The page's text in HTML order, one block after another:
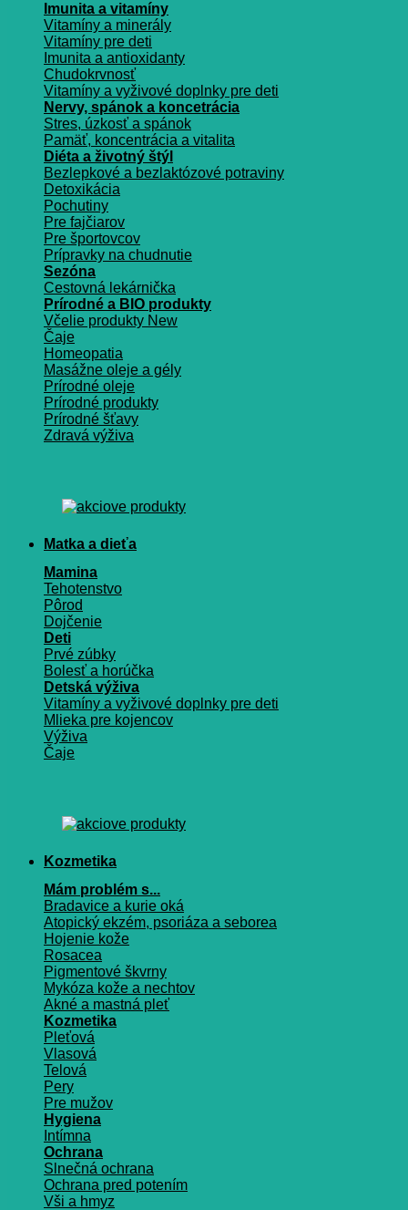
Imunita a vitamíny
Vitamíny a minerály
Vitamíny pre deti
Imunita a antioxidanty
Chudokrvnosť
Vitamíny a vyživové doplnky pre deti
Nervy, spánok a koncetrácia
Stres, úzkosť a spánok
Pamäť, koncentrácia a vitalita
Diéta a životný štýl
Bezlepkové a bezlaktózové potraviny
Detoxikácia
Pochutiny
Pre fajčiarov
Pre športovcov
Prípravky na chudnutie
Sezóna
Cestovná lekárnička
Prírodné a BIO produkty
Včelie produkty
Čaje
Homeopatia
Masážne oleje a gély
Prírodné oleje
Prírodné produkty
Prírodné šťavy
Zdravá výživa
Matka a dieťa
Mamina
Tehotenstvo
Pôrod
Dojčenie
Deti
Prvé zúbky
Bolesť a horúčka
Detská výživa
Vitamíny a vyživové doplnky pre deti
Mlieka pre kojencov
Výživa
Čaje
Kozmetika
Mám problém s...
Bradavice a kurie oká
Atopický ekzém, psoriáza a seborea
Hojenie kože
Rosacea
Pigmentové škvrny
Mykóza kože a nechtov
Akné a mastná pleť
Kozmetika
Pleťová
Vlasová
Telová
Pery
Pre mužov
Hygiena
Intímna
Ochrana
Slnečná ochrana
Ochrana pred potením
Vši a hmyz